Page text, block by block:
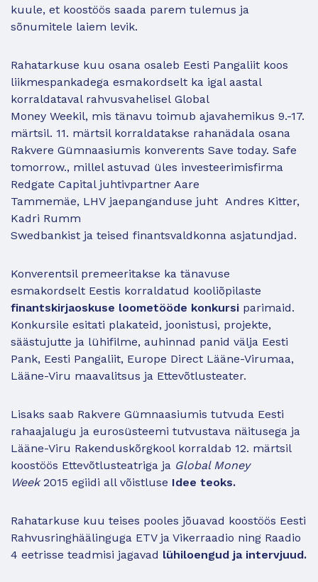
kuule, et koostöös saada parem tulemus ja
sõnumitele laiem levik.
Rahatarkuse kuu osana osaleb Eesti Pangaliit koos
liikmespankadega esmakordselt ka igal aastal
korraldataval rahvusvahelisel Global
Money Weekil, mis tänavu toimub ajavahemikus 9.-17.
märtsil. 11. märtsil korraldatakse rahanädala osana
Rakvere Gümnaasiumis konverents Save today. Safe
tomorrow., millel astuvad üles investeerimisfirma
Redgate Capital juhtivpartner Aare
Tammemäe, LHV jaepanganduse juht Andres Kitter,
Kadri Rumm
Swedbankist ja teised finantsvaldkonna asjatundjad.
Konverentsil premeeritakse ka tänavuse
esmakordselt Eestis korraldatud kooliõpilaste
finantskirjaoskuse loometööde konkursi parimaid.
Konkursile esitati plakateid, joonistusi, projekte,
säästujutte ja lühifilme, auhinnad panid välja Eesti
Pank, Eesti Pangaliit, Europe Direct Lääne-Virumaa,
Lääne-Viru maavalitsus ja Ettevõtlusteater.
Lisaks saab Rakvere Gümnaasiumis tutvuda Eesti
rahaajalugu ja eurosüsteemi tutvustava näitusega ja
Lääne-Viru Rakenduskõrgkool korraldab 12. märtsil
koostöös Ettevõtlusteatriga ja Global Money
Week2015 egiidi all võistluse Idee teoks.
Rahatarkuse kuu teises pooles jõuavad koostöös Eesti
Rahvusringhäälinguga ETV ja Vikerraadio ning Raadio
4 eetrisse teadmisi jagavad lühiloengud ja intervjuud.